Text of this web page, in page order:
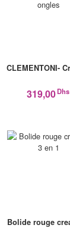
CLEMENTONI-
319,00Dhs
Bolide rouge